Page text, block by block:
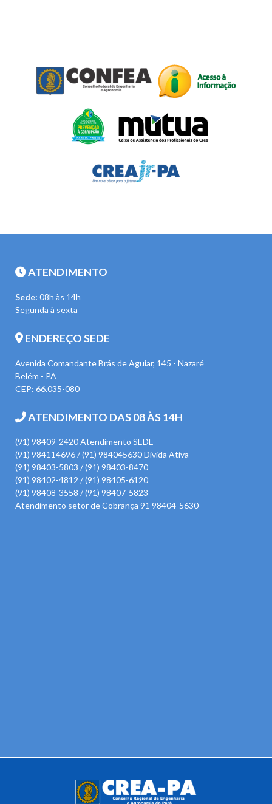
ATENDIMENTO
Sede: 08h às 14h
Segunda à sexta
ENDEREÇO SEDE
Avenida Comandante Brás de Aguiar, 145 - Nazaré
Belém - PA
CEP: 66.035-080
ATENDIMENTO DAS 08 ÀS 14H
(91) 98409-2420 Atendimento SEDE
(91) 984114696 / (91) 984045630 Divida Ativa
(91) 98403-5803 / (91) 98403-8470
(91) 98402-4812 / (91) 98405-6120
(91) 98408-3558 / (91) 98407-5823
Atendimento setor de Cobrança 91 98404-5630